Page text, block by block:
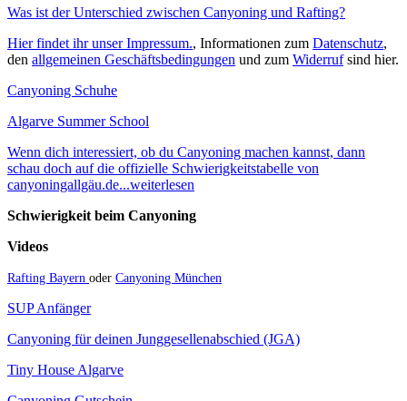
Was ist der Unterschied zwischen Canyoning und Rafting?
Hier findet ihr unser Impressum., Informationen zum Datenschutz,
den allgemeinen Geschäftsbedingungen und zum Widerrufsind hier.
Canyoning Schuhe
Algarve Summer School
Wenn dich interessiert, ob du Canyoning machen kannst, dann
schau doch auf die offizielle Schwierigkeitstabelle von
canyoningallgäu.de...weiterlesen
Schwierigkeit beim Canyoning
Videos
Rafting Bayern oder Canyoning München
SUP Anfänger
Canyoning für deinen Junggesellenabschied (JGA)
Tiny House Algarve